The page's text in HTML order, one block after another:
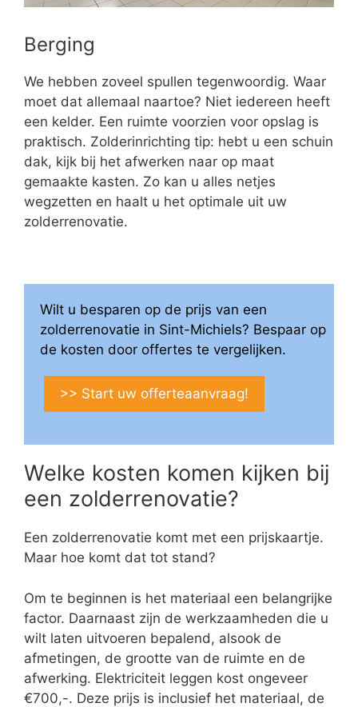
Berging
We hebben zoveel spullen tegenwoordig. Waar
moet dat allemaal naartoe? Niet iedereen heeft
een kelder. Een ruimte voorzien voor opslag is
praktisch. Zolderinrichting tip: hebt u een schuin
dak, kijk bij het afwerken naar op maat
gemaakte kasten. Zo kan u alles netjes
wegzetten en haalt u het optimale uit uw
zolderrenovatie.
Wilt u besparen op de prijs van een
zolderrenovatie in Sint-Michiels? Bespaar op
de kosten door offertes te vergelijken.
>> Start uw offerteaanvraag!
Welke kosten komen kijken bij
een zolderrenovatie?
Een zolderrenovatie komt met een prijskaartje.
Maar hoe komt dat tot stand?
Om te beginnen is het materiaal een belangrijke
factor. Daarnaast zijn de werkzaamheden die u
wilt laten uitvoeren bepalend, alsook de
afmetingen, de grootte van de ruimte en de
afwerking. Elektriciteit leggen kost ongeveer
€700,-. Deze prijs is inclusief het materiaal, de